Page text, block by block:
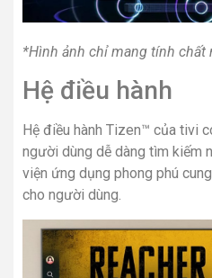
*Hình ảnh chỉ mang tính chất
Hệ điều hành
Hệ điều hành Tizen™ của tivi
người dùng dễ dàng tìm kiếm
viện ứng dụng phong phú
cho người dùng.